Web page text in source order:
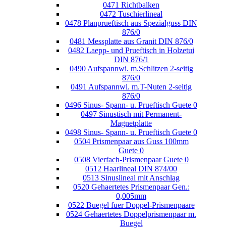
0471 Richtbalken
0472 Tuschierlineal
0478 Planprueftisch aus Spezialguss DIN
876/0
0481 Messplatte aus Granit DIN 876/0
0482 Laepp- und Prueftisch in Holzetui
DIN 876/1
0490 Aufspannwi. m.Schlitzen 2-seitig
876/0
0491 Aufspannwi. m.T-Nuten 2-seitig
876/0
0496 Sinus- Spann- u. Prueftisch Guete 0
0497 Sinustisch mit Permanent-
Magnetplatte
0498 Sinus- Spann- u. Prueftisch Guete 0
0504 Prismenpaar aus Guss 100mm
Guete 0
0508 Vierfach-Prismenpaar Guete 0
0512 Haarlineal DIN 874/00
0513 Sinuslineal mit Anschlag
0520 Gehaertetes Prismenpaar Gen.:
0,005mm
0522 Buegel fuer Doppel-Prismenpaare
0524 Gehaertetes Doppelprismenpaar m.
Buegel